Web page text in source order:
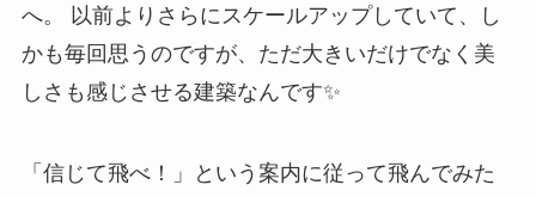
へ。 以前よりさらにスケールアップしていて、し
かも毎回思うのですが、ただ大きいだけでなく美
しさも感じさせる建築なんです✨️
「信じて飛べ！」という案内に従って飛んでみた